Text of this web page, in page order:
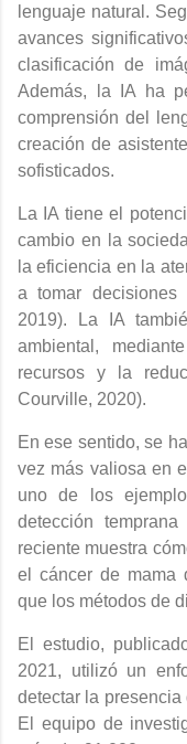
lenguaje natural.
avances
clasificación de
Además, la IA ha
comprensión del
creación de
sofisticados.
La IA tiene el
cambio en la
la eficiencia en la
a tomar decisiones
2019). La IA
ambiental,
recursos y la
Courville, 2020).
En ese sentido, se
vez más valiosa en
uno de los
detección
reciente muestra
el cáncer de mama
que los métodos de
El estudio,
2021, utilizó un
detectar la presencia
El equipo de